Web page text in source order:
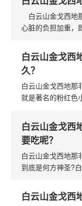
白云山金戈西地
心脏的负担加重，
体力付出较大，心
白云山金戈西
久？
白云山金戈西地那
就是著名的粉红色
戈西地那非延时
多...
白云山金戈西
要吃呢？
白云山金戈西地那
到底是何方神圣?
痿或ED)，有效改
白云山金戈西